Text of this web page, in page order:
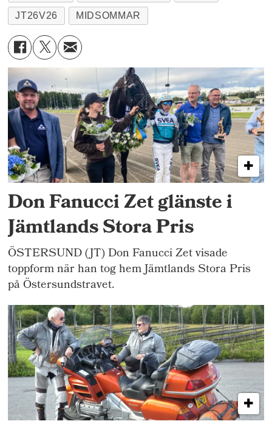
JT26V26 MIDSOMMAR
Don Fanucci Zet glänste i
Jämtlands Stora Pris
ÖSTERSUND (JT) Don Fanucci Zet visade
toppform när han tog hem Jämtlands Stora Pris
på Östersundstravet.